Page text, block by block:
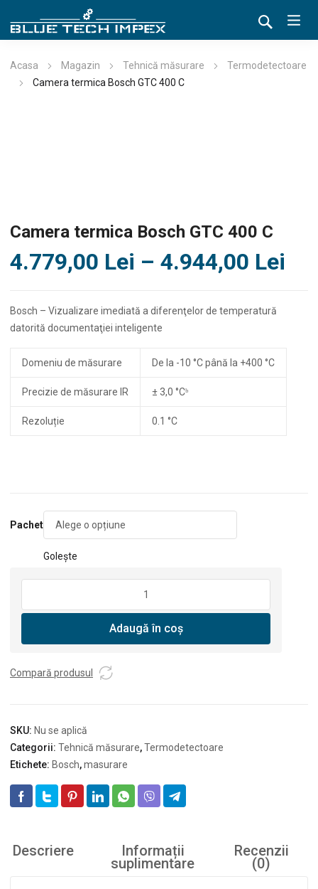
Acasa Magazin Tehnică măsurare
Termodetectoare
Camera termica Bosch GTC 400 C
Camera termica Bosch GTC 400 C
4.779,00 Lei – 4.944,00 Lei
Bosch – Vizualizare imediată a diferenţelor de temperatură
datorită documentaţiei inteligente
Domeniu de măsurare De la -10 °C până la +400 °C
Precizie de măsurare IR ± 3,0 °Cᵇ
Rezoluție 0.1 °C
Pachet
Golește
termica
C
Adaugă în coș
Compară produsul
SKU: Nu se aplică
Categorii: Tehnică măsurare,Termodetectoare
Etichete: Bosch,masurare
Descriere Informații
suplimentare
Recenzii
(0)